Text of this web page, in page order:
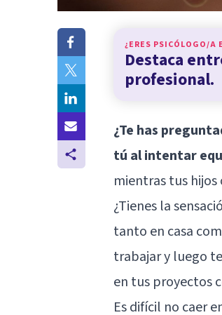
¿ERES PSICÓLOGO/A
Destaca
profesional.
¿Te has
tú al intentar
mientras tus
¿Tienes la
tanto en casa
trabajar y luego
en tus proyectos
Es difícil no caer